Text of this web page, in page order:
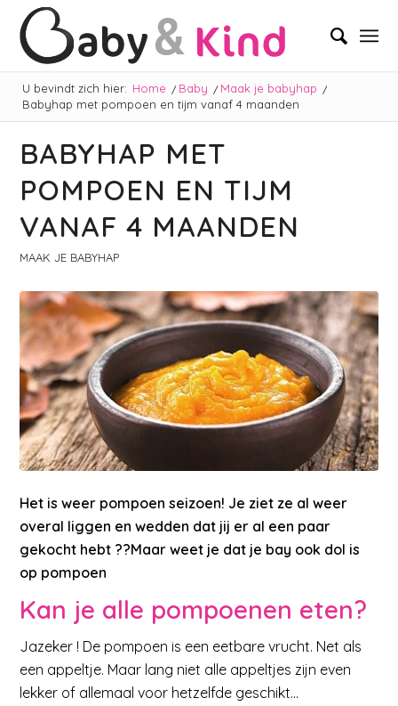
U bevindt zich hier: Home / Baby / Maak je babyhap /
Babyhap met pompoen en tijm vanaf 4 maanden
BABYHAP MET
POMPOEN EN TIJM
VANAF 4 MAANDEN
MAAK JE BABYHAP
Het is weer pompoen seizoen! Je ziet ze al weer
overal liggen en wedden dat jij er al een paar
gekocht hebt ??Maar weet je dat je bay ook dol is
op pompoen
Kan je alle pompoenen eten?
Jazeker ! De pompoen is een eetbare vrucht. Net als
een appeltje. Maar lang niet alle appeltjes zijn even
lekker of allemaal voor hetzelfde geschikt…